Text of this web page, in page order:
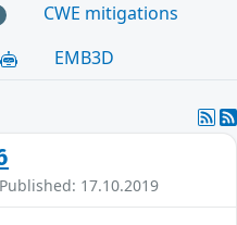
CWE mitigations
EMB3D
17.10.2019